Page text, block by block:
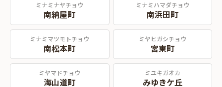
ミナミナヤチョウ
南納屋町
ミナミハマダチョウ
南浜田町
ミナミマツモトチョウ
南松本町
ミヤヒガシチョウ
宮東町
ミヤマドチョウ
海山道町
ミユキガオカ
みゆきケ丘